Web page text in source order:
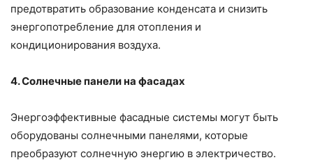
предотвратить образование конденсата и снизить
энергопотребление для отопления и
кондиционирования воздуха.
4. Солнечные панели на фасадах
Энергоэффективные фасадные системы могут быть
оборудованы солнечными панелями, которые
преобразуют солнечную энергию в электричество.